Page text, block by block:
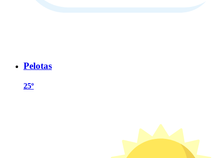
Pelotas
25º